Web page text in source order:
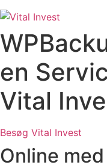
en
Vital
Besøg Vital Invest
Online